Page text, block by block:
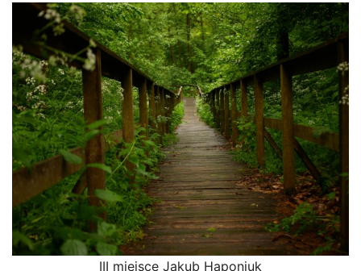
III miejsce Jakub Haponiuk